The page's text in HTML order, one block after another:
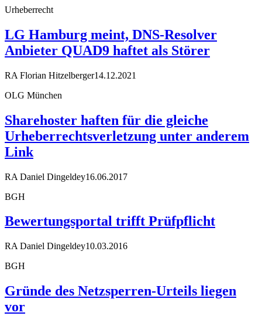
Urheberrecht
LG Hamburg meint, DNS-Resolver
Anbieter QUAD9 haftet als Störer
RA Florian Hitzelberger14.12.2021
OLG München
Sharehoster haften für die gleiche
Urheberrechtsverletzung unter anderem
Link
RA Daniel Dingeldey16.06.2017
BGH
Bewertungsportal trifft Prüfpflicht
RA Daniel Dingeldey10.03.2016
BGH
Gründe des Netzsperren-Urteils liegen
vor